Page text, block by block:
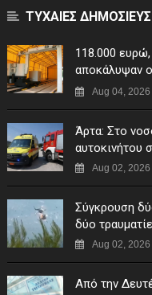
ΤΥΧΑΙΕΣ
118.000 ευρώ,
αποκάλυψαν
Μαυρομάτι
Aug 04, 2026
Άρτα: Στο
αυτοκινήτου
Aug 02, 2026
Σύγκρουση
δύο
Aug 02, 2026
Από την